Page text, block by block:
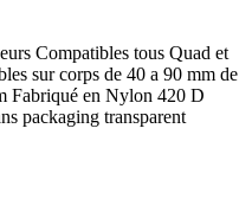
Compatibles tous Quad et
sur corps de 40 a 90 mm de
Fabriqué en Nylon 420 D
packaging transparent